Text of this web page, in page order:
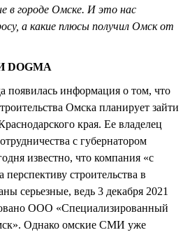
в городе Омске. И это нас
а какие плюсы получил Омск от
появилась информация о том, что
Омска планирует зайти
края. Ее владелец
с губернатором
известно, что компания «с
строительства в
серьезные, ведь 3 декабря 2021
ООО «Специализированный
Однако омские СМИ уже